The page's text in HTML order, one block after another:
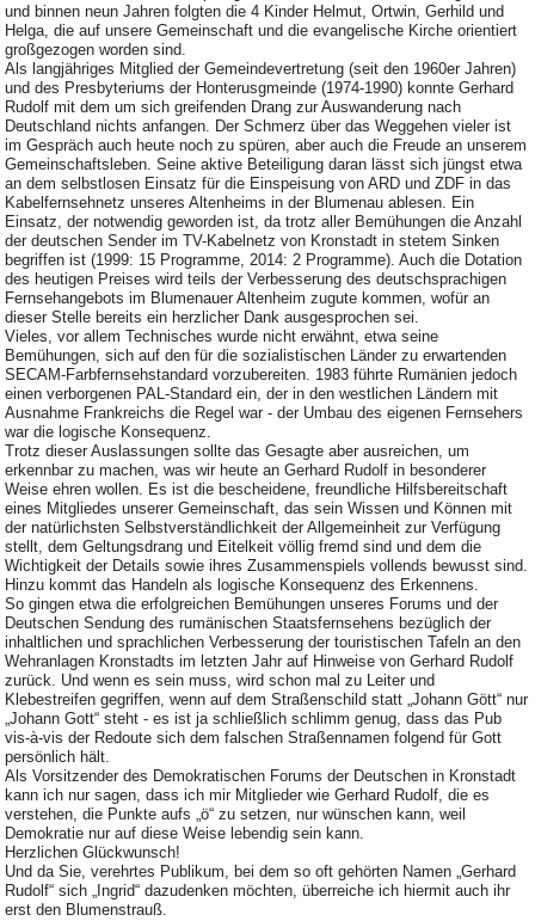
und binnen neun Jahren folgten die 4 Kinder Helmut, Ortwin, Gerhild und
Helga, die auf unsere Gemeinschaft und die evangelische Kirche orientiert
großgezogen worden sind.
Als langjähriges Mitglied der Gemeindevertretung (seit den 1960er Jahren)
und des Presbyteriums der Honterusgmeinde (1974-1990) konnte Gerhard
Rudolf mit dem um sich greifenden Drang zur Auswanderung nach
Deutschland nichts anfangen. Der Schmerz über das Weggehen vieler ist
im Gespräch auch heute noch zu spüren, aber auch die Freude an unserem
Gemeinschaftsleben. Seine aktive Beteiligung daran lässt sich jüngst etwa
an dem selbstlosen Einsatz für die Einspeisung von ARD und ZDF in das
Kabelfernsehnetz unseres Altenheims in der Blumenau ablesen. Ein
Einsatz, der notwendig geworden ist, da trotz aller Bemühungen die Anzahl
der deutschen Sender im TV-Kabelnetz von Kronstadt in stetem Sinken
begriffen ist (1999: 15 Programme, 2014: 2 Programme). Auch die Dotation
des heutigen Preises wird teils der Verbesserung des deutschsprachigen
Fernsehangebots im Blumenauer Altenheim zugute kommen, wofür an
dieser Stelle bereits ein herzlicher Dank ausgesprochen sei.
Vieles, vor allem Technisches wurde nicht erwähnt, etwa seine
Bemühungen, sich auf den für die sozialistischen Länder zu erwartenden
SECAM-Farbfernsehstandard vorzubereiten. 1983 führte Rumänien jedoch
einen verborgenen PAL-Standard ein, der in den westlichen Ländern mit
Ausnahme Frankreichs die Regel war - der Umbau des eigenen Fernsehers
war die logische Konsequenz.
Trotz dieser Auslassungen sollte das Gesagte aber ausreichen, um
erkennbar zu machen, was wir heute an Gerhard Rudolf in besonderer
Weise ehren wollen. Es ist die bescheidene, freundliche Hilfsbereitschaft
eines Mitgliedes unserer Gemeinschaft, das sein Wissen und Können mit
der natürlichsten Selbstverständlichkeit der Allgemeinheit zur Verfügung
stellt, dem Geltungsdrang und Eitelkeit völlig fremd sind und dem die
Wichtigkeit der Details sowie ihres Zusammenspiels vollends bewusst sind.
Hinzu kommt das Handeln als logische Konsequenz des Erkennens.
So gingen etwa die erfolgreichen Bemühungen unseres Forums und der
Deutschen Sendung des rumänischen Staatsfernsehens bezüglich der
inhaltlichen und sprachlichen Verbesserung der touristischen Tafeln an den
Wehranlagen Kronstadts im letzten Jahr auf Hinweise von Gerhard Rudolf
zurück. Und wenn es sein muss, wird schon mal zu Leiter und
Klebestreifen gegriffen, wenn auf dem Straßenschild statt „Johann Gött“ nur
„Johann Gott“ steht - es ist ja schließlich schlimm genug, dass das Pub
vis-à-vis der Redoute sich dem falschen Straßennamen folgend für Gott
persönlich hält.
Als Vorsitzender des Demokratischen Forums der Deutschen in Kronstadt
kann ich nur sagen, dass ich mir Mitglieder wie Gerhard Rudolf, die es
verstehen, die Punkte aufs „ö“ zu setzen, nur wünschen kann, weil
Demokratie nur auf diese Weise lebendig sein kann.
Herzlichen Glückwunsch!
Und da Sie, verehrtes Publikum, bei dem so oft gehörten Namen „Gerhard
Rudolf“ sich „Ingrid“ dazudenken möchten, überreiche ich hiermit auch ihr
erst den Blumenstrauß.